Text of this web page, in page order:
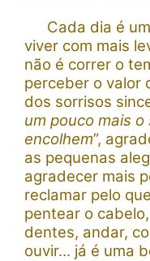
Cada dia é
viver com mais
não é correr o
perceber o valor
dos sorrisos
um pouco mais
encolhem”,
as pequenas
agradecer mais
reclamar pelo
pentear o
dentes, andar,
ouvir... já é uma